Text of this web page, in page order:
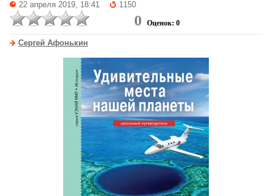
22 апреля 2019, 18:41 1150
0 Оценок: 0
Сергей Афонькин